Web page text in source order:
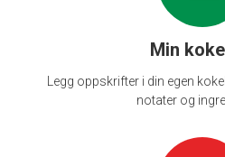
Min
Legg oppskrifter i din egen
notater og